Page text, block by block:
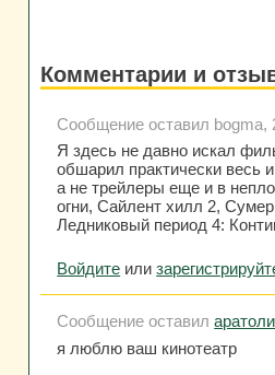
Комментарии и
Сообщение оставил bogma,
Я здесь не давно искал
обшарил практически весь
а не трейлеры еще и в
огни, Сайлент хилл 2,
Ледниковый период 4:
Войдите или
Сообщение оставил
я люблю ваш кинотеатр